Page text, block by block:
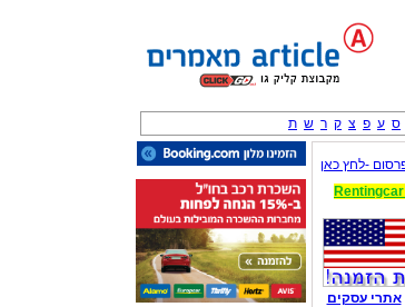
ס ע פ צ ק ר ש ת
-לחץ כאן
אתרי עסקים